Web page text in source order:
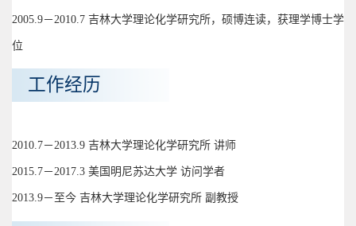
2005.9－2010.7 吉林大学理论化学研究所，硕博连读，获理学博士学
位
工作经历
2010.7－2013.9 吉林大学理论化学研究所 讲师
2015.7－2017.3 美国明尼苏达大学 访问学者
2013.9－至今 吉林大学理论化学研究所 副教授